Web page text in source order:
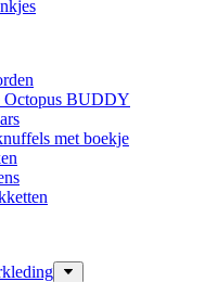
Octopus BUDDY
met boekje